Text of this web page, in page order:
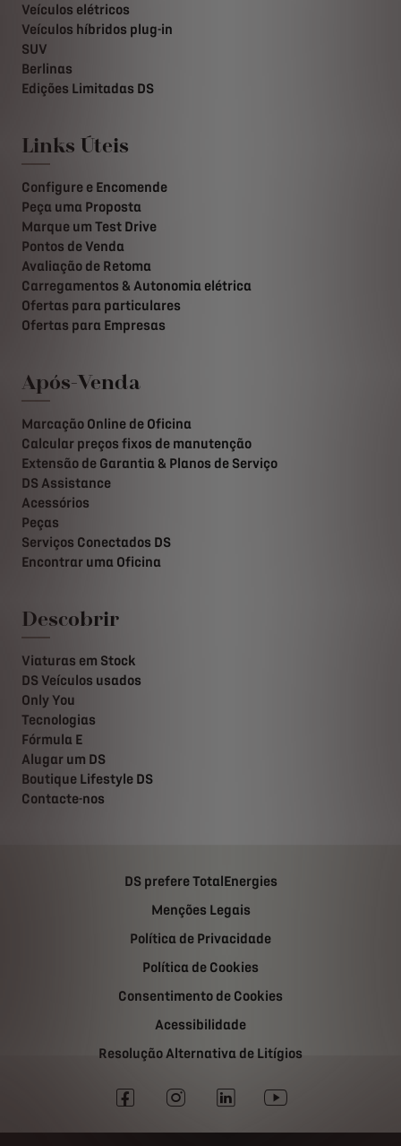
Veículos elétricos
Veículos híbridos plug-in
SUV
Berlinas
Edições Limitadas DS
Links Úteis
Configure e Encomende
Peça uma Proposta
Marque um Test Drive
Pontos de Venda
Avaliação de Retoma
Carregamentos & Autonomia elétrica
Ofertas para particulares
Ofertas para Empresas
Após-Venda
Marcação Online de Oficina
Calcular preços fixos de manutenção
Extensão de Garantia & Planos de Serviço
DS Assistance
Acessórios
Peças
Serviços Conectados DS
Encontrar uma Oficina
Descobrir
Viaturas em Stock
DS Veículos usados
Only You
Tecnologias
Fórmula E
Alugar um DS
Boutique Lifestyle DS
Contacte-nos
DS prefere TotalEnergies
Menções Legais
Política de Privacidade
Política de Cookies
Consentimento de Cookies
Acessibilidade
Resolução Alternativa de Litígios